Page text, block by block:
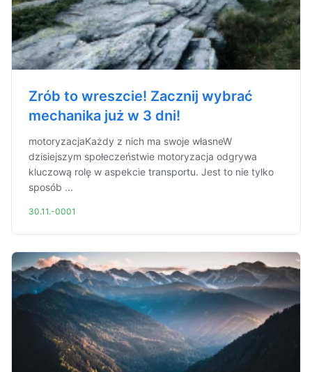
Zrób to wreszcie! Zacznij wybrać
mechanika już w 3 dni!
motoryzacjaKażdy z nich ma swoje własneW
dzisiejszym społeczeństwie motoryzacja odgrywa
kluczową rolę w aspekcie transportu. Jest to nie tylko
sposób ...
30.11.-0001